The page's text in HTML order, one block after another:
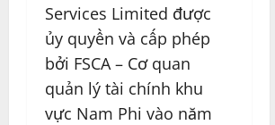
Services Limited được
ủy quyền và cấp phép
bởi FSCA – Cơ quan
quản lý tài chính khu
vực Nam Phi vào năm